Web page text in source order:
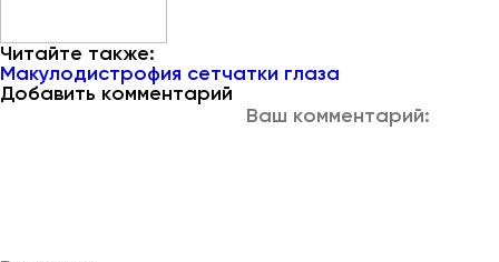
Читайте также:
Макулодистрофия сетчатки глаза
Добавить комментарий